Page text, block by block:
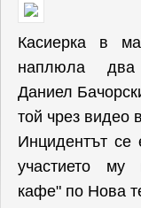
Касиерка в
наплюла два
Даниел
той чрез видео
Инцидентът се
участието
кафе" по Нова